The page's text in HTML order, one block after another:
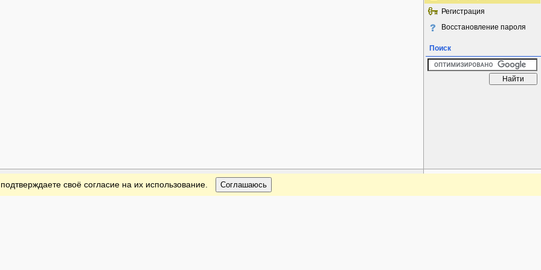
Регистрация
Восстановление пароля
Поиск
своё согласие на их использование. Соглашаюсь